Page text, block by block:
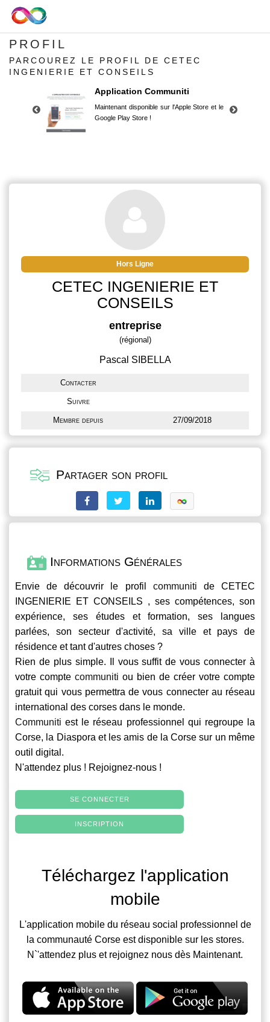
PROFIL
PARCOUREZ LE PROFIL DE CETEC
INGENIERIE ET CONSEILS
Application Communiti
Maintenant disponible sur l'Apple Store et le
Google Play Store !
Google Play Store !
Hors Ligne
CETEC INGENIERIE ET
CONSEILS
entreprise
(régional)
Pascal SIBELLA
Contacter
Suivre
Membre depuis 27/09/2018
Partager son profil
Informations Générales
Envie de découvrir le profil communiti de CETEC
INGENIERIE ET CONSEILS , ses compétences, son
expérience, ses études et formation, ses langues
parlées, son secteur d'activité, sa ville et pays de
résidence et tant d'autres choses ?
Rien de plus simple. Il vous suffit de vous connecter à
votre compte communiti ou bien de créer votre compte
gratuit qui vous permettra de vous connecter au réseau
international des corses dans le monde.
Communiti est le réseau professionnel qui regroupe la
Corse, la Diaspora et les amis de la Corse sur un même
outil digital.
N'attendez plus ! Rejoignez-nous !
SE CONNECTER
INSCRIPTION
Téléchargez l'application
mobile
L'application mobile du réseau social professionnel de
la communauté Corse est disponible sur les stores.
N`'attendez plus et rejoignez nous dès Maintenant.